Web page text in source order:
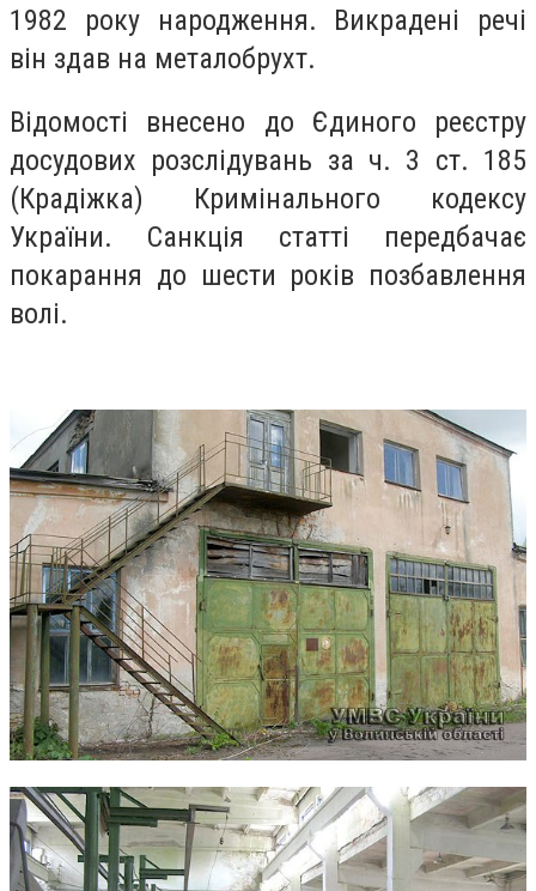
1982 року народження. Викрадені речі
він здав на металобрухт.
Відомості внесено до Єдиного реєстру
досудових розслідувань за ч. 3 ст. 185
(Крадіжка) Кримінального кодексу
України. Санкція статті передбачає
покарання до шести років позбавлення
волі.